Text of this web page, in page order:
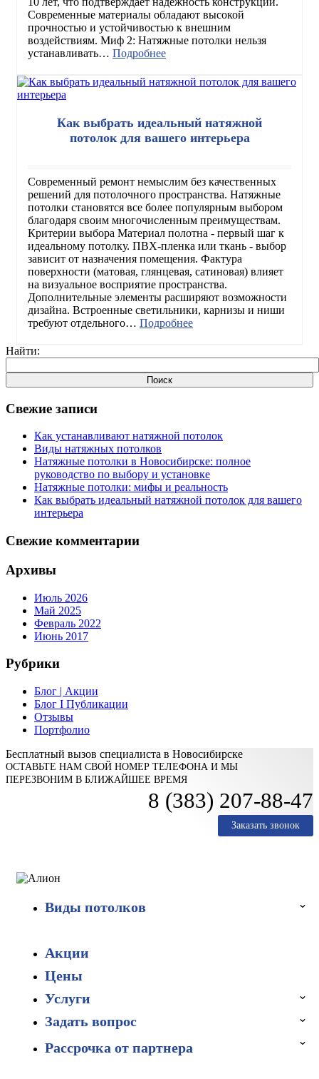
Современные материалы обладают высокой
прочностью и устойчивостью к внешним
воздействиям. Миф 2: Натяжные потолки нельзя
устанавливать… Подробнее
Как выбрать идеальный натяжной
потолок для вашего интерьера
Современный ремонт немыслим без качественных
решений для потолочного пространства. Натяжные
потолки становятся все более популярным выбором
благодаря своим многочисленным преимуществам.
Критерии выбора Материал полотна - первый шаг к
идеальному потолку. ПВХ-пленка или ткань - выбор
зависит от назначения помещения. Фактура
поверхности (матовая, глянцевая, сатиновая) влияет
на визуальное восприятие пространства.
Дополнительные элементы расширяют возможности
дизайна. Встроенные светильники, карнизы и ниши
требуют отдельного… Подробнее
Найти:
Свежие записи
Как устанавливают натяжной потолок
Виды натяжных потолков
Натяжные потолки в Новосибирске: полное
руководство по выбору и установке
Натяжные потолки: мифы и реальность
Как выбрать идеальный натяжной потолок для вашего
интерьера
Свежие комментарии
Архивы
Июль 2026
Май 2025
Февраль 2022
Июнь 2017
Рубрики
Блог | Акции
Блог I Публикации
Отзывы
Портфолио
Бесплатный вызов специалиста в Новосибирске
ОСТАВЬТЕ НАМ СВОЙ НОМЕР ТЕЛЕФОНА И МЫ
ПЕРЕЗВОНИМ В БЛИЖАЙШЕЕ ВРЕМЯ
8 (383) 207-88-47
Заказать звонок
Виды потолков
Акции
Цены
Услуги
Задать вопрос
Рассрочка от партнера